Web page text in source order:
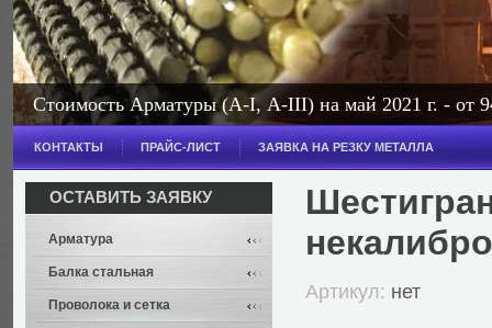
Стоимость Арматуры (А-I, А-III) на май 2021 г. - от
КОНТАКТЫ ПРАЙС-ЛИСТ ЗАЯВКА НА РЕЗКУ МЕТАЛЛА
Артикул: нет
ОСТАВИТЬ ЗАЯВКУ
Арматура
Балка стальная
Проволока и сетка